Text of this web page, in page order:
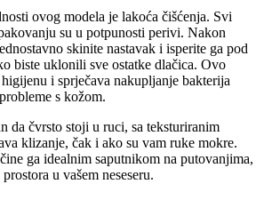
ovog modela je lakoća čišćenja. Svi
su u potpunosti perivi. Nakon
skinite nastavak i isperite ga pod
biste uklonili sve ostatke dlačica. Ovo
i sprječava nakupljanje bakterija
s kožom.
da čvrsto stoji u ruci, sa teksturiranim
klizanje, čak i ako su vam ruke mokre.
ga idealnim saputnikom na putovanjima,
u vašem neseseru.